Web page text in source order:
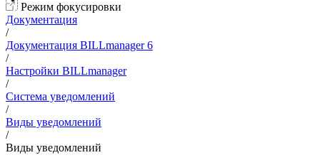
Режим фокусировки
Документация
/
Документация BILLmanager 6
/
Настройки BILLmanager
/
Система уведомлений
/
Виды уведомлений
/
Виды уведомлений